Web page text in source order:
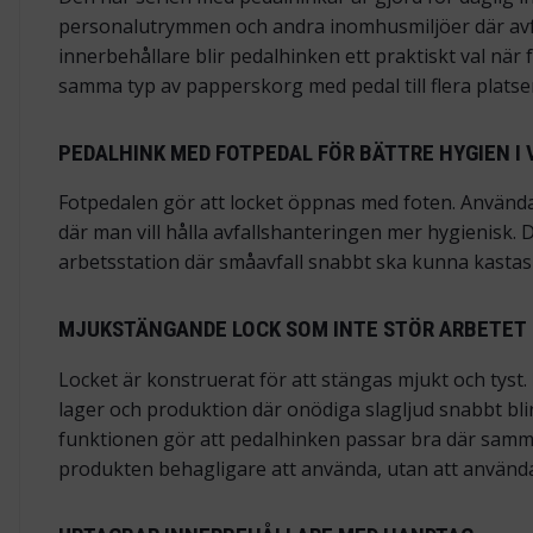
personalutrymmen och andra inomhusmiljöer där
innerbehållare blir pedalhinken ett praktiskt val när
samma typ av papperskorg med pedal till flera
PEDALHINK MED FOTPEDAL FÖR BÄTTRE HYGIEN I
Fotpedalen gör att locket öppnas med foten.
där man vill hålla avfallshanteringen mer
arbetsstation där småavfall snabbt ska kunna
MJUKSTÄNGANDE LOCK SOM INTE STÖR ARBETET
Locket är konstruerat för att stängas mjukt och
lager och produktion där onödiga slagljud snabbt
funktionen gör att pedalhinken passar bra där
produkten behagligare att använda, utan att